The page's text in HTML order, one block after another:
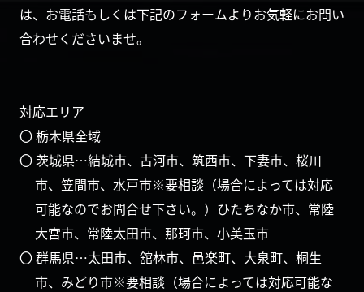
は、お電話もしくは下記のフォームよりお気軽にお問い
合わせくださいませ。
対応エリア
〇 栃木県全域
〇 茨城県…結城市、古河市、筑西市、下妻市、桜川
市、笠間市、水戸市※要相談（場合によっては対応
可能なのでお問合せ下さい。）ひたちなか市、常陸
大宮市、常陸太田市、那珂市、小美玉市
〇 群馬県…太田市、舘林市、邑楽町、大泉町、桐生
市、みどり市※要相談（場合によっては対応可能な